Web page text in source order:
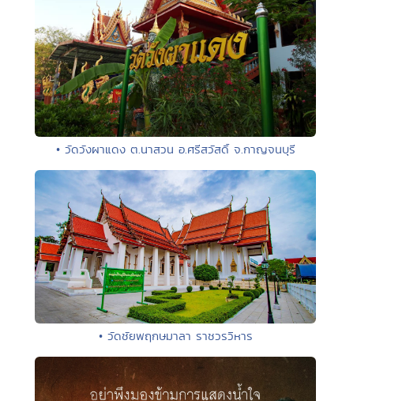
• วัดวังผาแดง ต.นาสวน อ.ศรีสวัสดิ์ จ.กาญจนบุรี
• วัดชัยพฤกษมาลา ราชวรวิหาร